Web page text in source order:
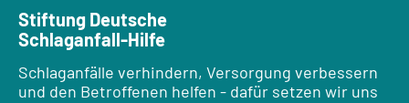
Stiftung Deutsche
Schlaganfall-Hilfe
Schlaganfälle verhindern, Versorgung verbessern
und den Betroffenen helfen - dafür setzen wir uns